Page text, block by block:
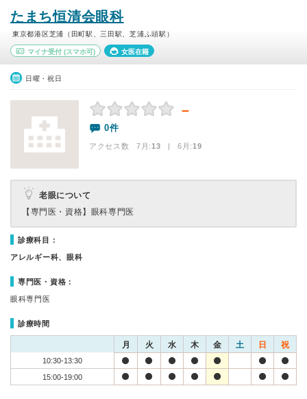
たまち恒清会眼科
東京都港区芝浦（田町駅、三田駅、芝浦ふ頭駅）
マイナ受付 (スマホ可) 女医在籍
日曜・祝日
－
0件
アクセス数 7月:13 | 6月:19
老眼について
【専門医・資格】 眼科専門医
診療科目：
アレルギー科、眼科
専門医・資格：
眼科専門医
診療時間
月 火 水 木 金 土 日 祝
10:30-13:30
15:00-19:00